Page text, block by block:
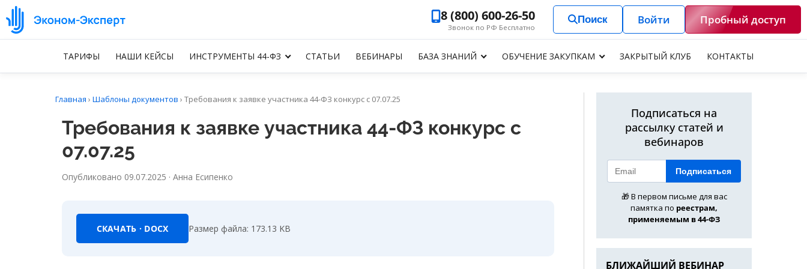
8 (800) 600-26-50
Звонок по РФ Бесплатно
Поиск Войти Пробный доступ
ТАРИФЫ НАШИ КЕЙСЫ ИНСТРУМЕНТЫ 44-ФЗ СТАТЬИ ВЕБИНАРЫ БАЗА ЗНАНИЙ ОБУЧЕНИЕ ЗАКУПКАМ ЗАКРЫТЫЙ КЛУБ КОНТАКТЫ
Главная › Шаблоны документов › Требования к заявке участника 44-ФЗ конкурс с 07.07.25
Требования к заявке участника 44-ФЗ конкурс с
07.07.25
Опубликовано 09.07.2025 · Анна Есипенко
СКАЧАТЬ · DOCX Размер файла: 173.13 KB
Подписаться на
рассылку статей и
вебинаров
Подписаться
🎁 В первом письме для вас
памятка по реестрам,
применяемым в 44-ФЗ
БЛИЖАЙШИЙ ВЕБИНАР